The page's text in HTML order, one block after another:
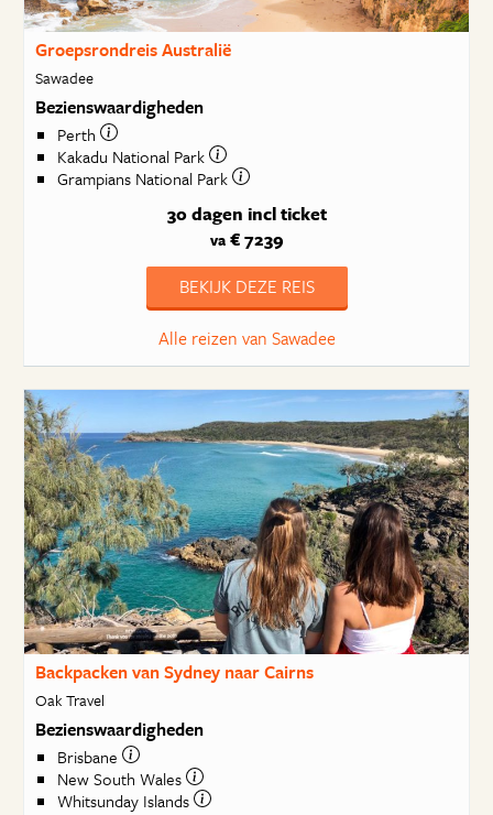
Groepsrondreis Australië
Sawadee
Bezienswaardigheden
Perth
Kakadu National Park
Grampians National Park
30 dagen incl ticket
va€ 7239
BEKIJK DEZE REIS
Alle reizen van Sawadee
Backpacken van Sydney naar Cairns
Oak Travel
Bezienswaardigheden
Brisbane
New South Wales
Whitsunday Islands